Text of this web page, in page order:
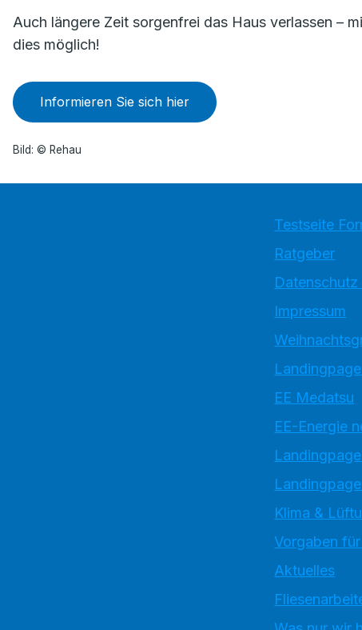
Auch längere Zeit sorgenfrei das Haus verlassen –
dies möglich!
Informieren Sie sich hier
Bild: © Rehau
Testseite
Ratgeber
Datenschutz
Impressum
EE Medatsu
EE-Energie
Klima &
Vorgaben
Aktuelles